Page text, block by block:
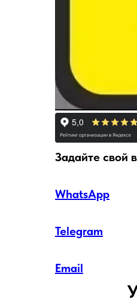
Задайте свой
WhatsApp
Telegram
Email